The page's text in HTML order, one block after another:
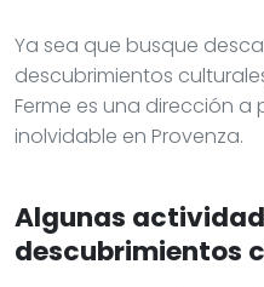
Ya sea que busque
descubrimientos
Ferme es una dirección
inolvidable en Provenza.
Algunas
descubrimientos